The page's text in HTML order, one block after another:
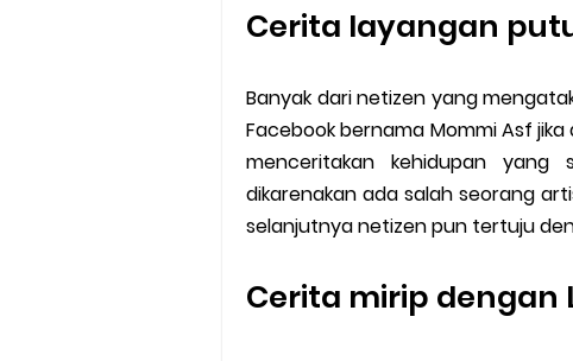
Cerita layangan
Banyak dari netizen yang
Facebook bernama Mommi Asf
menceritakan kehidupan
dikarenakan ada salah seorang
selanjutnya netizen pun tertuju
Cerita mirip dengan